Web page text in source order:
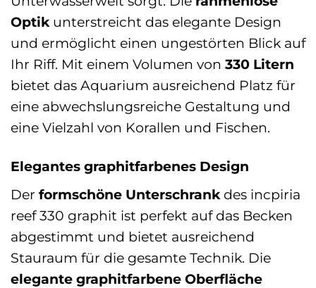
Optikunterstreicht das elegante Design
und ermöglicht einen ungestörten Blick auf
Ihr Riff. Mit einem Volumen von 330 Litern
bietet das Aquarium ausreichend Platz für
eine abwechslungsreiche Gestaltung und
eine Vielzahl von Korallen und Fischen.
Elegantes graphitfarbenes Design
Der formschöne Unterschrank des incpiria
reef 330 graphit ist perfekt auf das Becken
abgestimmt und bietet ausreichend
Stauraum für die gesamte Technik. Die
elegante graphitfarbene Oberfläche